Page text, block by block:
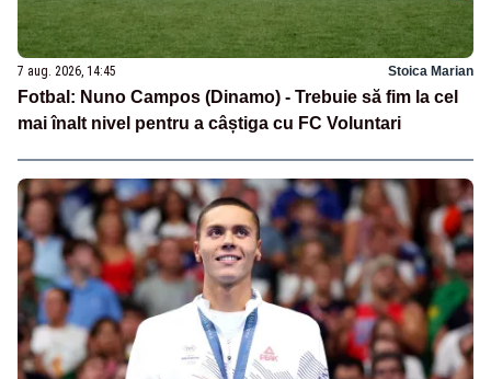
7 aug. 2026, 14:45 Stoica Marian
Fotbal: Nuno Campos (Dinamo) - Trebuie să fim la cel
mai înalt nivel pentru a câștiga cu FC Voluntari